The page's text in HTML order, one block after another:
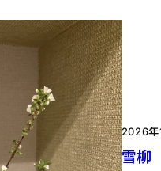
2026年
雪柳